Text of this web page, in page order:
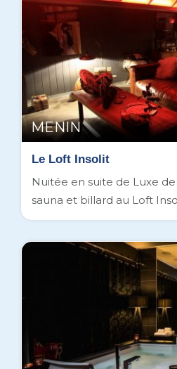
MENIN
Le Loft Insolit
Nuitée en suite de Luxe
sauna et billard au Loft